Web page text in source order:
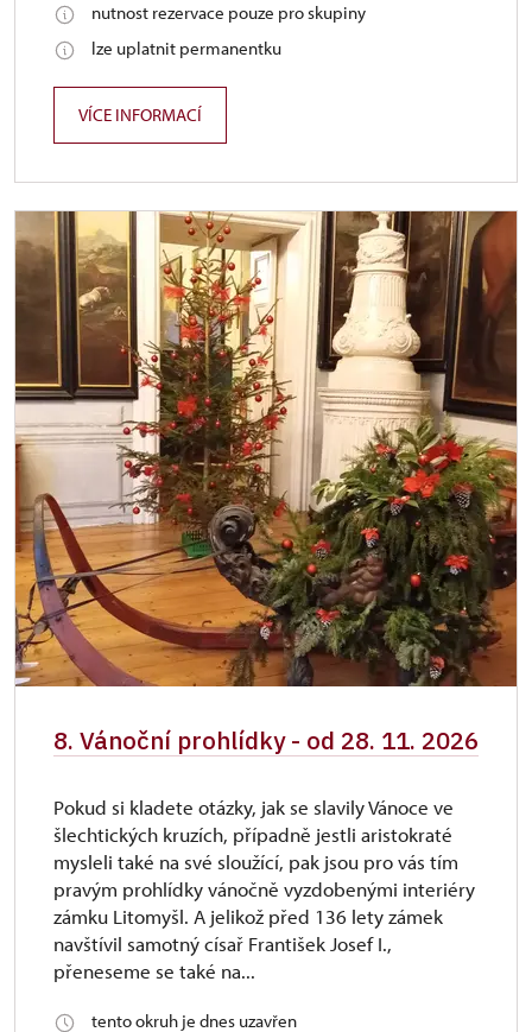
nutnost rezervace pouze pro skupiny
lze uplatnit permanentku
VÍCE INFORMACÍ
8. Vánoční prohlídky - od 28. 11. 2026
Pokud si kladete otázky, jak se slavily Vánoce ve
šlechtických kruzích, případně jestli aristokraté
mysleli také na své sloužící, pak jsou pro vás tím
pravým prohlídky vánočně vyzdobenými interiéry
zámku Litomyšl. A jelikož před 136 lety zámek
navštívil samotný císař František Josef I.,
přeneseme se také na...
tento okruh je dnes uzavřen